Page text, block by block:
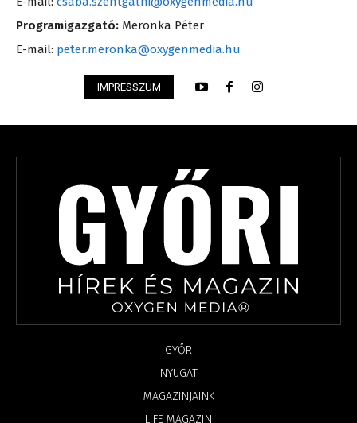
Programigazgató: Meronka Péter
E-mail: peter.meronka@oxygenmedia.hu
IMPRESSZUM
GYŐR
NYUGAT
MAGAZINJAINK
LIFE MAGAZIN